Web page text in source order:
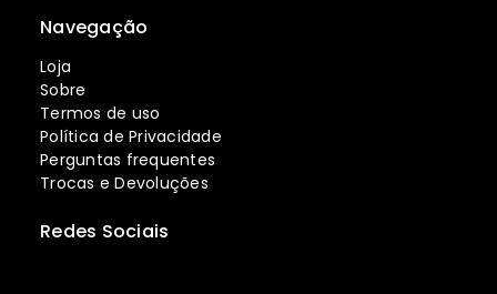
Navegação
Loja
Sobre
Termos de uso
Política de Privacidade
Perguntas frequentes
Trocas e Devoluções
Redes Sociais